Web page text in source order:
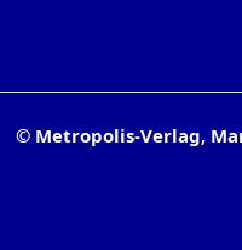
© Metropolis-Verlag,